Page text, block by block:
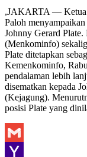
Share
,JAKARTA — Ketua
Paloh
Johnny Gerard
(Menkominfo)
Plate ditetapkan
Kemenkominfo,
pendalaman lebih
disematkan kepada
(Kejagung).
posisi Plate yang
Gmail